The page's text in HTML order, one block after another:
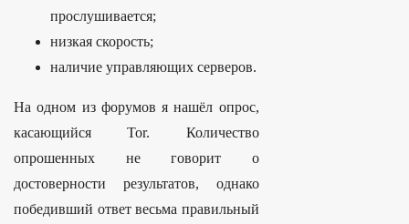
прослушивается;
низкая скорость;
наличие управляющих серверов.
На одном из форумов я нашёл опрос,
касающийся Tor. Количество
опрошенных не говорит о
достоверности результатов, однако
победивший ответ весьма правильный